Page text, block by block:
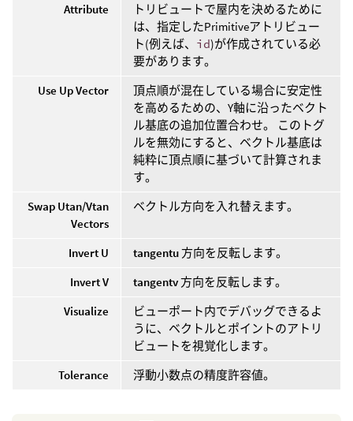
Attribute
トリビュートで屋内を決めるために
は、指定したPrimitiveアトリビュー
ト(例えば、 id)が作成されている必
要があります。
Use Up Vector
頂点順が混在している場合に安定性
を高めるための、Y軸に沿ったベクト
ル基底の追加位置合わせ。 このトグ
ルを無効にすると、ベクトル基底は
純粋に頂点順に基づいて計算されま
す。
Swap Utan/Vtan
Vectors
ベクトル方向を入れ替えます。
Invert U tangentu方向を反転します。
Invert V
tangentv方向を反転します。
Visualize
ビューポート内でデバッグできるよ
うに、ベクトルとポイントのアトリ
ビュートを視覚化します。
Tolerance
浮動小数点の精度許容値。